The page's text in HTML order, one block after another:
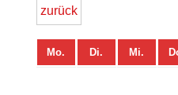
zurück
Mo. Di. Mi.